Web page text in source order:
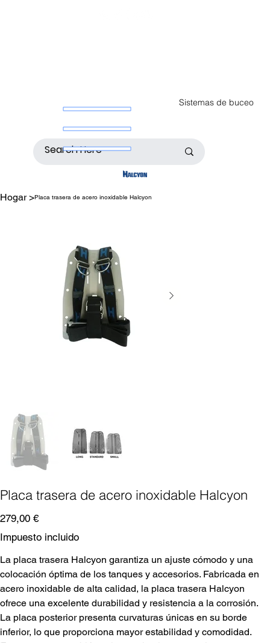
Sistemas de buceo
Hogar >Placa trasera de acero inoxidable Halcyon
Placa trasera de acero inoxidable Halcyon
Precio
279,00 €
Impuesto incluido
La placa trasera Halcyon garantiza un ajuste cómodo y una
colocación óptima de los tanques y accesorios. Fabricada en
acero inoxidable de alta calidad, la placa trasera Halcyon
ofrece una excelente durabilidad y resistencia a la corrosión.
La placa posterior presenta curvaturas únicas en su borde
inferior, lo que proporciona mayor estabilidad y comodidad.